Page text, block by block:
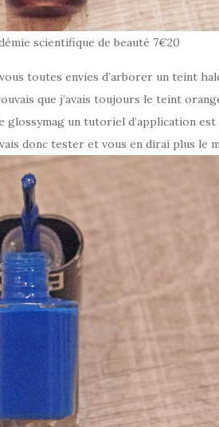
scientifique de beauté 7€20
toutes envies d’arborer un teint
que j’avais toujours le teint
glossymag un tutoriel d’application
donc tester et vous en dirai plus le